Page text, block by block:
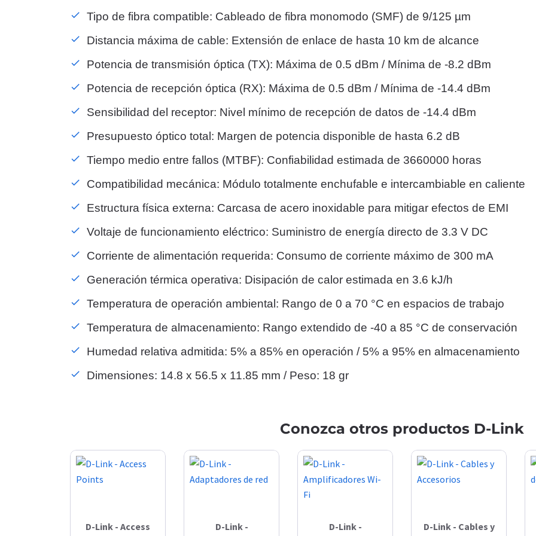
Tipo de fibra compatible: Cableado de fibra monomodo (SMF) de 9/125 µm
Distancia máxima de cable: Extensión de enlace de hasta 10 km de alcance
Potencia de transmisión óptica (TX): Máxima de 0.5 dBm / Mínima de -8.2 dBm
Potencia de recepción óptica (RX): Máxima de 0.5 dBm / Mínima de -14.4 dBm
Sensibilidad del receptor: Nivel mínimo de recepción de datos de -14.4 dBm
Presupuesto óptico total: Margen de potencia disponible de hasta 6.2 dB
Tiempo medio entre fallos (MTBF): Confiabilidad estimada de 3660000 horas
Compatibilidad mecánica: Módulo totalmente enchufable e intercambiable en caliente
Estructura física externa: Carcasa de acero inoxidable para mitigar efectos de EMI
Voltaje de funcionamiento eléctrico: Suministro de energía directo de 3.3 V DC
Corriente de alimentación requerida: Consumo de corriente máximo de 300 mA
Generación térmica operativa: Disipación de calor estimada en 3.6 kJ/h
Temperatura de operación ambiental: Rango de 0 a 70 °C en espacios de trabajo
Temperatura de almacenamiento: Rango extendido de -40 a 85 °C de conservación
Humedad relativa admitida: 5% a 85% en operación / 5% a 95% en almacenamiento
Dimensiones: 14.8 x 56.5 x 11.85 mm / Peso: 18 gr
Conozca otros productos D-Link
D-Link - Access
D-Link -
D-Link -
D-Link - Cables y